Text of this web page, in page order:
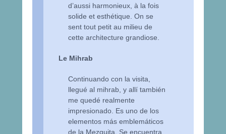
d’aussi harmonieux, à la fois
solide et esthétique. On se
sent tout petit au milieu de
cette architecture grandiose.
Le Mihrab
Continuando con la visita,
llegué al mihrab, y allí también
me quedé realmente
impresionado. Es uno de los
elementos más emblemáticos
de la Mezquita. Se encuentra